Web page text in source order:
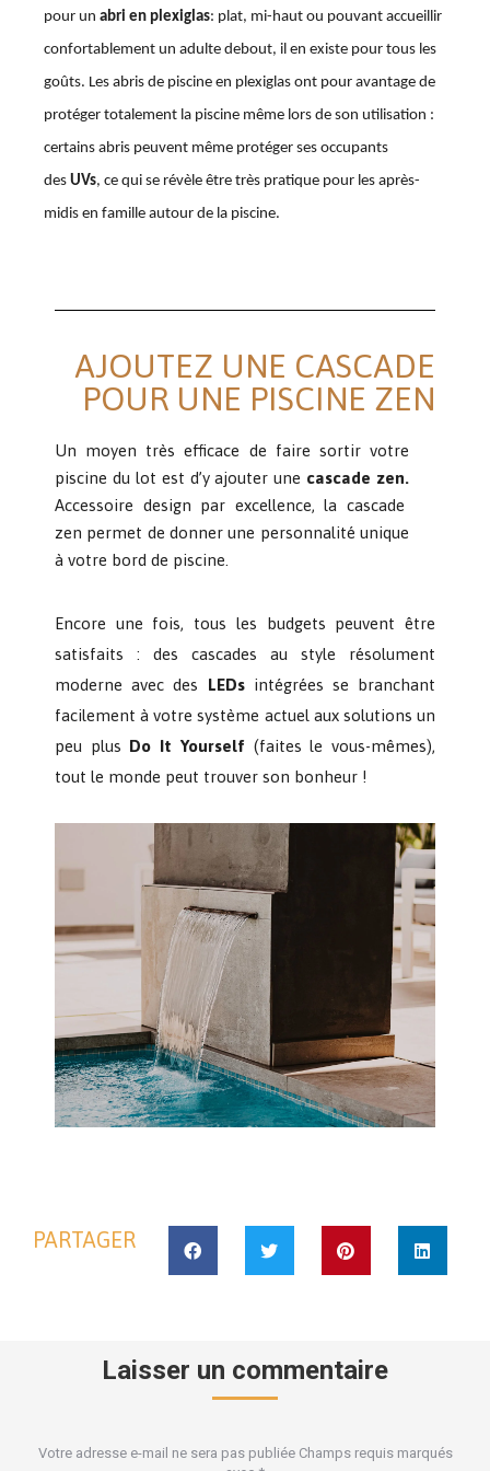
pour un abri en plexiglas: plat, mi-haut ou pouvant accueillir
confortablement un adulte debout, il en existe pour tous les
goûts. Les abris de piscine en plexiglas ont pour avantage de
protéger totalement la piscine même lors de son utilisation :
certains abris peuvent même protéger ses occupants
des UVs, ce qui se révèle être très pratique pour les après-
midis en famille autour de la piscine.
AJOUTEZ UNE CASCADE
POUR UNE PISCINE ZEN
Un moyen très efficace de faire sortir votre
piscine du lot est d’y ajouter une cascade zen.
Accessoire design par excellence, la cascade
zen permet de donner une personnalité unique
à votre bord de piscine
Encore une fois, tous les budgets peuvent être
satisfaits : des cascades au style résolument
moderne avec des LEDs intégrées se branchant
facilement à votre système actuel aux solutions un
peu plus Do It Yourself (faites le vous-mêmes),
tout le monde peut trouver son bonheur !
PARTAGER
Laisser un commentaire
Votre adresse e-mail ne sera pas publiée Champs requis marqués